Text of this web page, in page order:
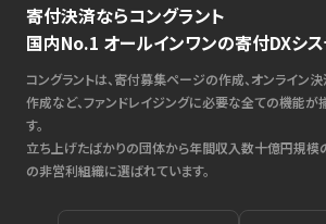
寄付決済ならコングラント
国内No.1 オールインワンの寄付DXシ
コングラントは、寄付募集ページの作成、オンライン
作成など、ファンドレイジングに必要な全ての機能が
す。
立ち上げたばかりの団体から年間収入数十億円規模
の非営利組織に選ばれています。